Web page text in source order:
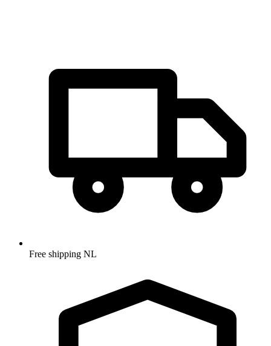
Free shipping NL